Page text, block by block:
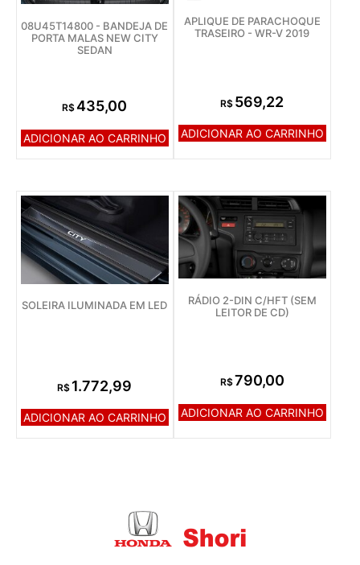
08U45T14800 - BANDEJA DE
PORTA MALAS NEW CITY
SEDAN
R$ 435,00
ADICIONAR AO CARRINHO
APLIQUE DE PARACHOQUE
TRASEIRO - WR-V 2019
R$ 569,22
ADICIONAR AO CARRINHO
SOLEIRA ILUMINADA EM LED
R$ 1.772,99
ADICIONAR AO CARRINHO
RÁDIO 2-DIN C/HFT (SEM
LEITOR DE CD)
R$790,00
ADICIONAR AO CARRINHO